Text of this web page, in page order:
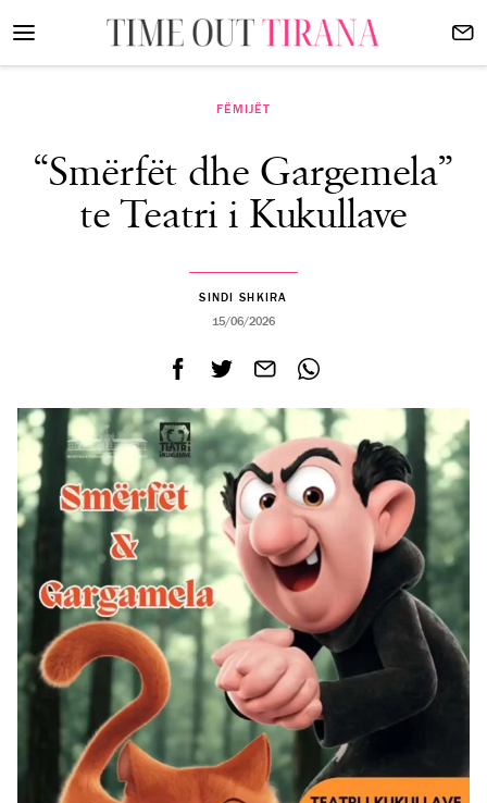
FËMIJËT
“Smërfët dhe Gargemela”
te Teatri i Kukullave
SINDI SHKIRA
15/06/2026